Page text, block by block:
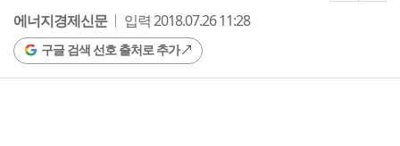
에너지경제신문
입력 2018.07.26 11:28
구글 검색 선호 출처로 추가